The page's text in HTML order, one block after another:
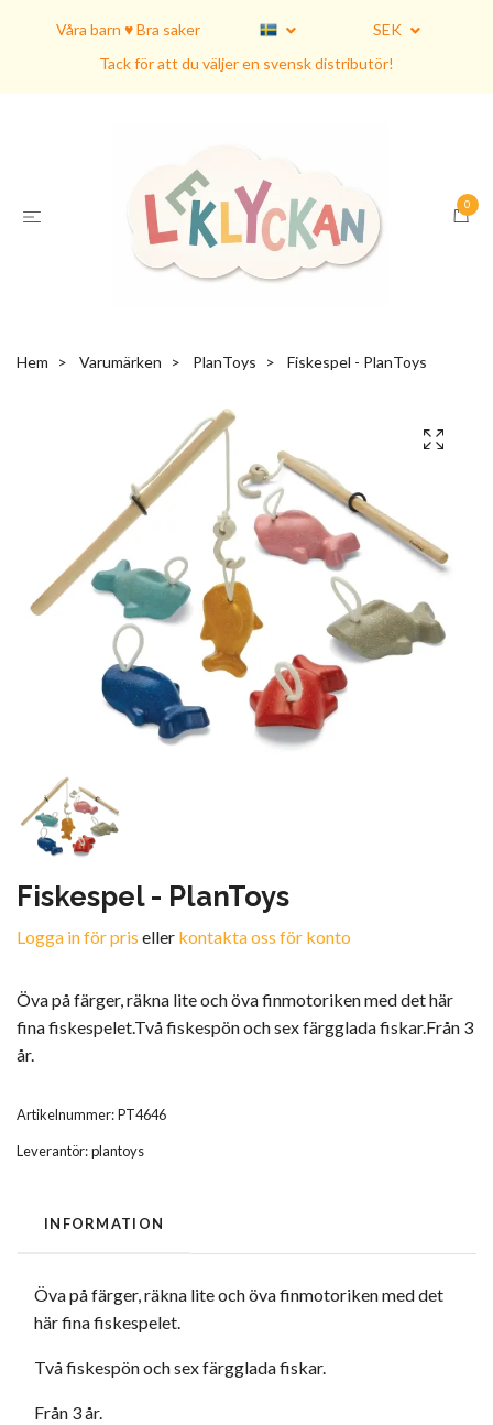
Våra barn ♥ Bra saker
SEK
Tack för att du väljer en svensk distributör!
0
Hem Varumärken PlanToys Fiskespel - PlanToys
Fiskespel - PlanToys
Logga in för pris eller kontakta oss för konto
Öva på färger, räkna lite och öva finmotoriken med det här
fina fiskespelet.Två fiskespön och sex färgglada fiskar.Från 3
år.
Artikelnummer:PT4646
Leverantör:plantoys
INFORMATION
Öva på färger, räkna lite och öva finmotoriken med det
här fina fiskespelet.
Två fiskespön och sex färgglada fiskar.
Från 3 år.